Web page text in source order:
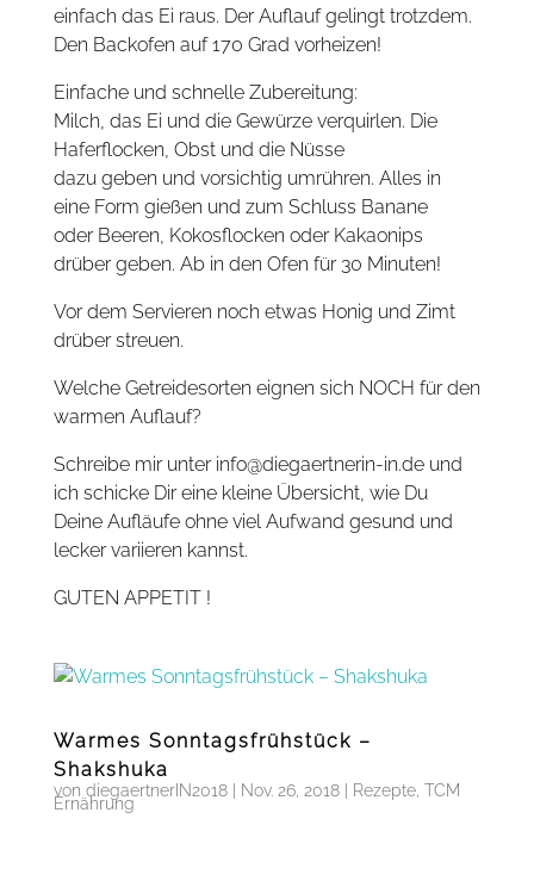
einfach das Ei raus. Der Auflauf gelingt trotzdem.
Den Backofen auf 170 Grad vorheizen!
Einfache und schnelle Zubereitung:
Milch, das Ei und die Gewürze verquirlen. Die
Haferflocken, Obst und die Nüsse
dazu geben und vorsichtig umrühren. Alles in
eine Form gießen und zum Schluss Banane
oder Beeren, Kokosflocken oder Kakaonips
drüber geben. Ab in den Ofen für 30 Minuten!
Vor dem Servieren noch etwas Honig und Zimt
drüber streuen.
Welche Getreidesorten eignen sich NOCH für den
warmen Auflauf?
Schreibe mir unter info@diegaertnerin-in.de und
ich schicke Dir eine kleine Übersicht, wie Du
Deine Aufläufe ohne viel Aufwand gesund und
lecker variieren kannst.
GUTEN APPETIT !
Warmes Sonntagsfrühstück –
Shakshuka
von diegaertnerIN2018| Nov. 26, 2018| Rezepte, TCM
Ernährung